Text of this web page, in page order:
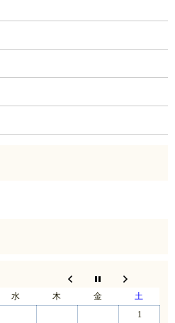
水 木 金
土
1